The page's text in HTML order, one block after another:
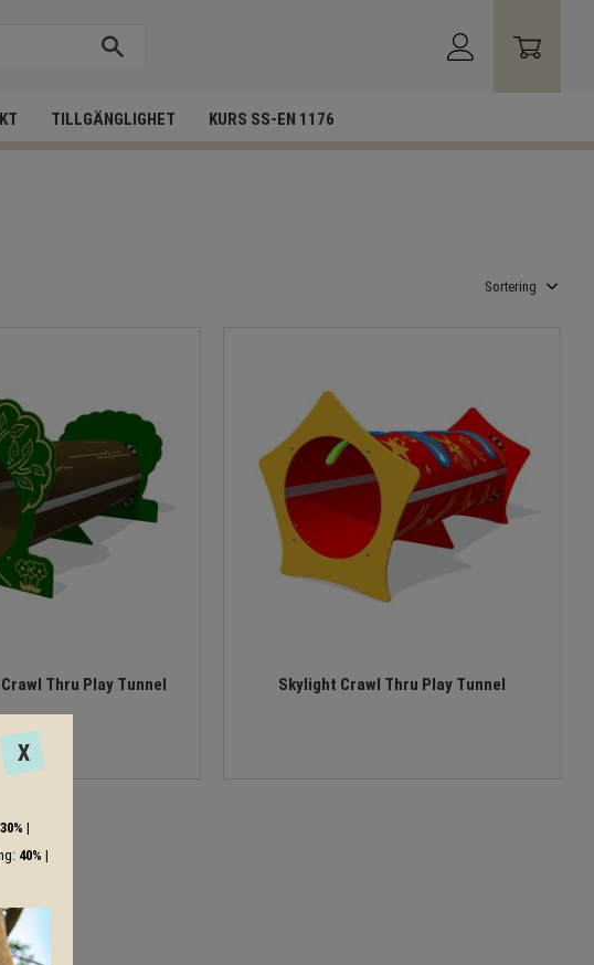
TILLGÄNGLIGHET KURS SS-EN 1176
Thru Play Tunnel Skylight Crawl Thru Play Tunnel
X
30% |
40% |